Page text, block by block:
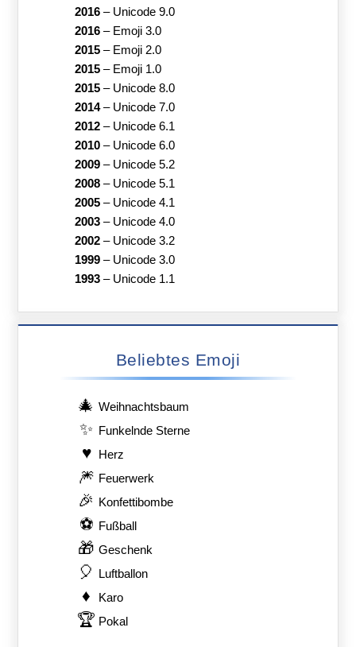
2016– Unicode 9.0
2016– Emoji 3.0
2015– Emoji 2.0
2015– Emoji 1.0
2015– Unicode 8.0
2014– Unicode 7.0
2012– Unicode 6.1
2010– Unicode 6.0
2009– Unicode 5.2
2008– Unicode 5.1
2005– Unicode 4.1
2003– Unicode 4.0
2002– Unicode 3.2
1999– Unicode 3.0
1993– Unicode 1.1
Beliebtes Emoji
🎄 Weihnachtsbaum
✨ Funkelnde Sterne
♥️ Herz
🎆 Feuerwerk
🎉 Konfettibombe
⚽ Fußball
🎁 Geschenk
🎈 Luftballon
♦️ Karo
🏆 Pokal